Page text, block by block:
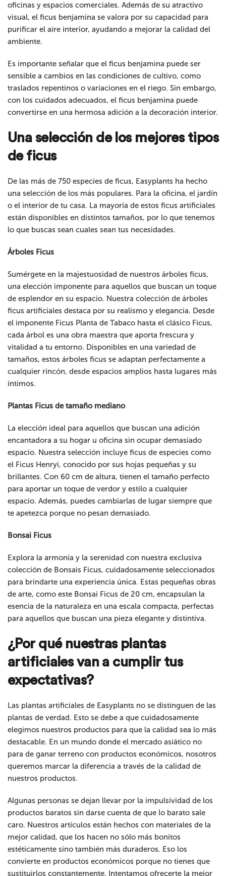
oficinas y espacios comerciales. Además de su atractivo
visual, el ficus benjamina se valora por su capacidad para
purificar el aire interior, ayudando a mejorar la calidad del
ambiente.
Es importante señalar que el ficus benjamina puede ser
sensible a cambios en las condiciones de cultivo, como
traslados repentinos o variaciones en el riego. Sin embargo,
con los cuidados adecuados, el ficus benjamina puede
convertirse en una hermosa adición a la decoración interior.
Una selección de los mejores tipos
de ficus
De las más de 750 especies de ficus, Easyplants ha hecho
una selección de los más populares. Para la oficina, el jardín
o el interior de tu casa. La mayoría de estos ficus artificiales
están disponibles en distintos tamaños, por lo que tenemos
lo que buscas sean cuales sean tus necesidades.
Árboles Ficus
Sumérgete en la majestuosidad de nuestros árboles ficus,
una elección imponente para aquellos que buscan un toque
de esplendor en su espacio. Nuestra colección de árboles
ficus artificiales destaca por su realismo y elegancia. Desde
el imponente Ficus Planta de Tabaco hasta el clásico Ficus,
cada árbol es una obra maestra que aporta frescura y
vitalidad a tu entorno. Disponibles en una variedad de
tamaños, estos árboles ficus se adaptan perfectamente a
cualquier rincón, desde espacios amplios hasta lugares más
íntimos.
Plantas Ficus de tamaño mediano
La elección ideal para aquellos que buscan una adición
encantadora a su hogar u oficina sin ocupar demasiado
espacio. Nuestra selección incluye ficus de especies como
el Ficus Henryi, conocido por sus hojas pequeñas y su
brillantes. Con 60 cm de altura, tienen el tamaño perfecto
para aportar un toque de verdor y estilo a cualquier
espacio. Además, puedes cambiarlas de lugar siempre que
te apetezca porque no pesan demasiado.
Bonsai Ficus
Explora la armonía y la serenidad con nuestra exclusiva
colección de Bonsais Ficus, cuidadosamente seleccionados
para brindarte una experiencia única. Estas pequeñas obras
de arte, como este Bonsai Ficus de 20 cm, encapsulan la
esencia de la naturaleza en una escala compacta, perfectas
para aquellos que buscan una pieza elegante y distintiva.
¿Por qué nuestras plantas
artificiales van a cumplir tus
expectativas?
Las plantas artificiales de Easyplants no se distinguen de las
plantas de verdad. Esto se debe a que cuidadosamente
elegimos nuestros productos para que la calidad sea lo más
destacable. En un mundo donde el mercado asiático no
para de ganar terreno con productos económicos, nosotros
queremos marcar la diferencia a través de la calidad de
nuestros productos.
Algunas personas se dejan llevar por la impulsividad de los
productos baratos sin darse cuenta de que lo barato sale
caro. Nuestros artículos están hechos con materiales de la
mejor calidad, que los hacen no sólo más bonitos
estéticamente sino también más duraderos. Eso los
convierte en productos económicos porque no tienes que
sustituirlos constantemente. Intentamos ofrecerte la mejor